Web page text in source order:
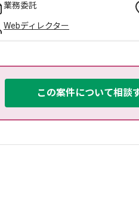
業務委託
Webディレクター
この案件について相談